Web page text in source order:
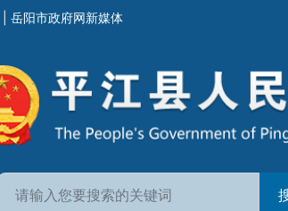
岳阳市政府网新媒体